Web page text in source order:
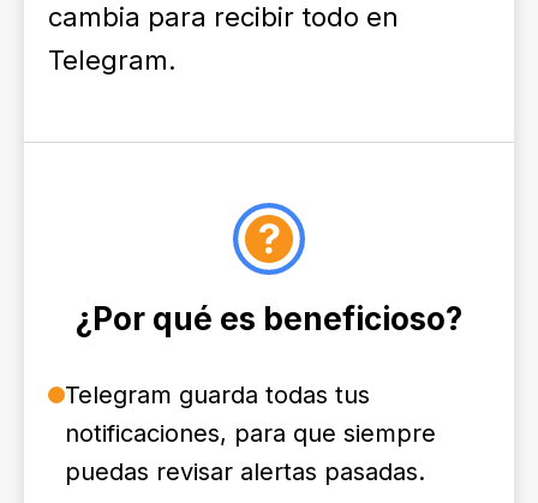
cambia para recibir todo en
Telegram.
¿Por qué es beneficioso?
Telegram guarda todas tus
notificaciones, para que siempre
puedas revisar alertas pasadas.